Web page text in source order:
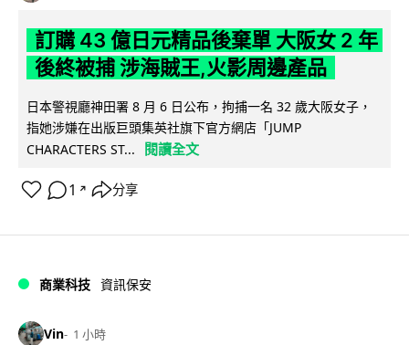
訂購 43 億日元精品後棄單 大阪女 2 年
後終被捕 涉海賊王,火影周邊產品
日本警視廳神田署 8 月 6 日公布，拘捕一名 32 歲大阪女子，
指她涉嫌在出版巨頭集英社旗下官方網店「JUMP
CHARACTERS ST...
閱讀全文
1 ↗ 分享
商業科技 資訊保安
Vin 1 小時